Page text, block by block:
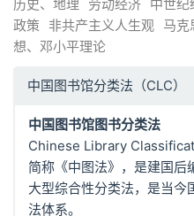
历史、地理
劳动经济 中世纪
政策
非共产主义人生观 马克
想、邓小平理论
中国图书馆分类法（CLC）
中国图书馆图书分类法
Chinese Library
简称《中图法》，是建国后
大型综合性分类法，是当今
法体系。